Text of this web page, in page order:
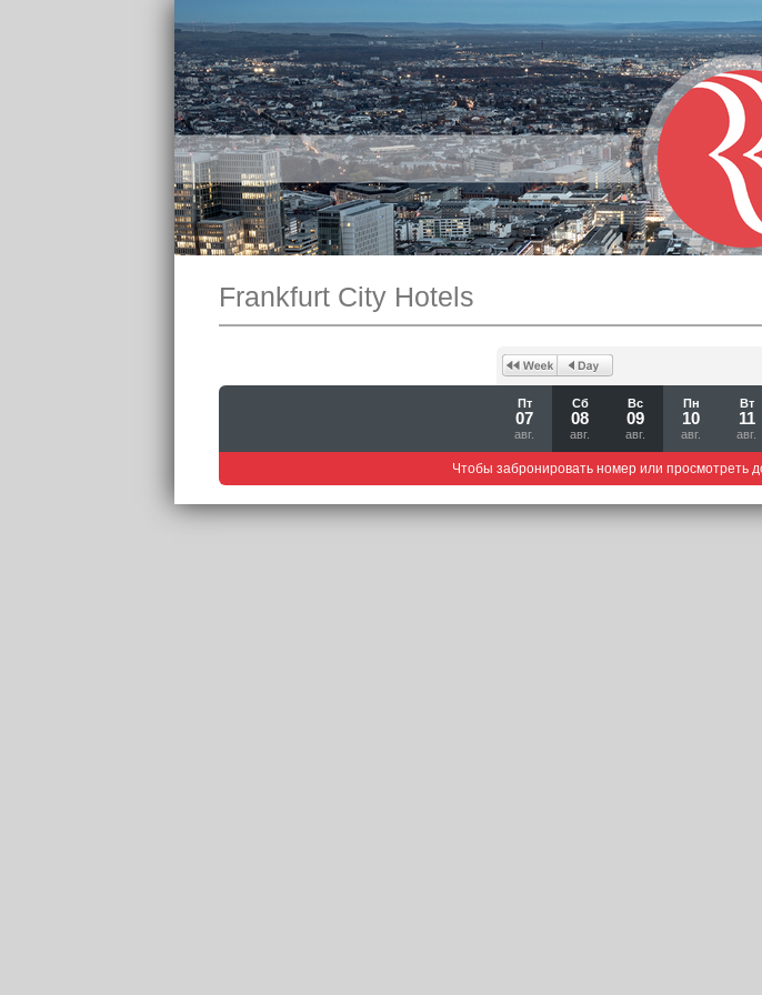
Frankfurt City Hotels
Пт
07
авг.
Сб
08
авг.
Вс
09
авг.
Пн
10
авг.
Вт
11
авг.
Чтобы забронировать номер или